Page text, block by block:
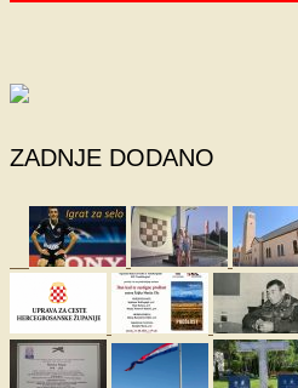
ZADNJE DODANO